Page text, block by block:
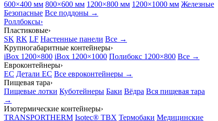
600×400 мм 800×600 мм 1200×800 мм 1200×1000 мм Железные
Безопасные Все поддоны →
Роллбоксы›
Пластиковые›
SK RK LF Настенные панели Все →
Крупногабаритные контейнеры›
iBox 1200×800 iBox 1200×1000 Полибокс 1200×800 Все →
Евроконтейнеры›
EC Детали EC Все евроконтейнеры →
Пищевая тара›
Пищевые лотки Куботейнеры Баки Вёдра Вся пищевая тара
→
Изотермические контейнеры›
TRANSPORTHERM Isotec® TBX Термобаки Медицинские